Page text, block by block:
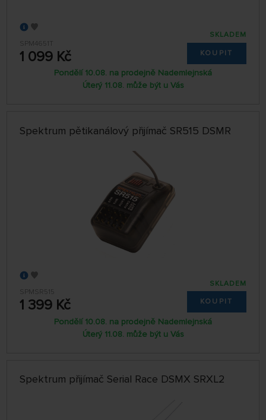
SPM4651T
1 099 Kč
SKLADEM
KOUPIT
Pondělí 10.08. na prodejně Nademlejnská
Úterý 11.08. může být u Vás
Spektrum pětikanálový přijímač SR515 DSMR
SPMSR515
1 399 Kč
SKLADEM
KOUPIT
Pondělí 10.08. na prodejně Nademlejnská
Úterý 11.08. může být u Vás
Spektrum přijímač Serial Race DSMX SRXL2